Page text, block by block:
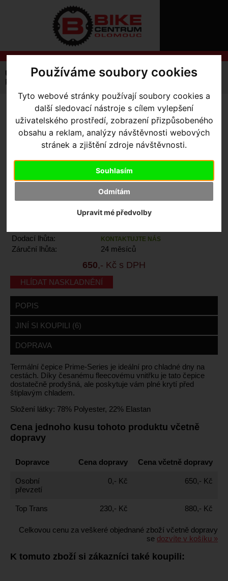
Používáme soubory cookies
Tyto webové stránky používají soubory cookies a
další sledovací nástroje s cílem vylepšení
uživatelského prostředí, zobrazení přizpůsobeného
obsahu a reklam, analýzy návštěvnosti webových
stránek a zjištění zdroje návštěvnosti.
Souhlasím
Odmítám
Upravit mé předvolby
O
REGISTRACE
ZTRATILI
Úvodní strana Výbava pro jezdce
Čepice a Šátky
Prime-Series Thermal Beanie
PRIME-SERIES THERMAL
BEANIE
64821-0500
Dodací lhůta:
KONTAKTUJTE NÁS
Záruční lhůta: 24 měsíců
650,- Kč s DPH
HLÍDAT NASKLADNĚNÍ
POPIS
JINÍ SI KOUPILI (6)
DOPRAVA
Termální čepice Prime-Series je ideální pro chladné dny na
cestách. Díky česanému fleecovému vnitřku je tato čepice
dostatečně prodyšná, ale poskytuje vám plné krytí před
štiplavým chladem.
Složení látky: 78% Polyester, 22% Elastan
Cena jednoho kusu tohoto produktu včetně
dopravy
Dopravce Cena dopravy Cena včetně dopravy
Osobní
převzetí
0,- Kč 650,- Kč
Top Trans 230,- Kč 880,- Kč
Celkovou cenu za veškeré objednané zboží včetně dopravy
se dozvíte v košíku »
K tomuto zboží si zákazníci také koupili: